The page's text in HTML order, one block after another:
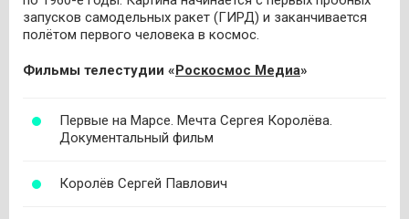
запусков самодельных ракет (ГИРД) и заканчивается
полётом первого человека в космос.
Фильмы телестудии «Роскосмос Медиа»
Первые на Марсе. Мечта Сергея Королёва.
Документальный фильм
Королёв Сергей Павлович